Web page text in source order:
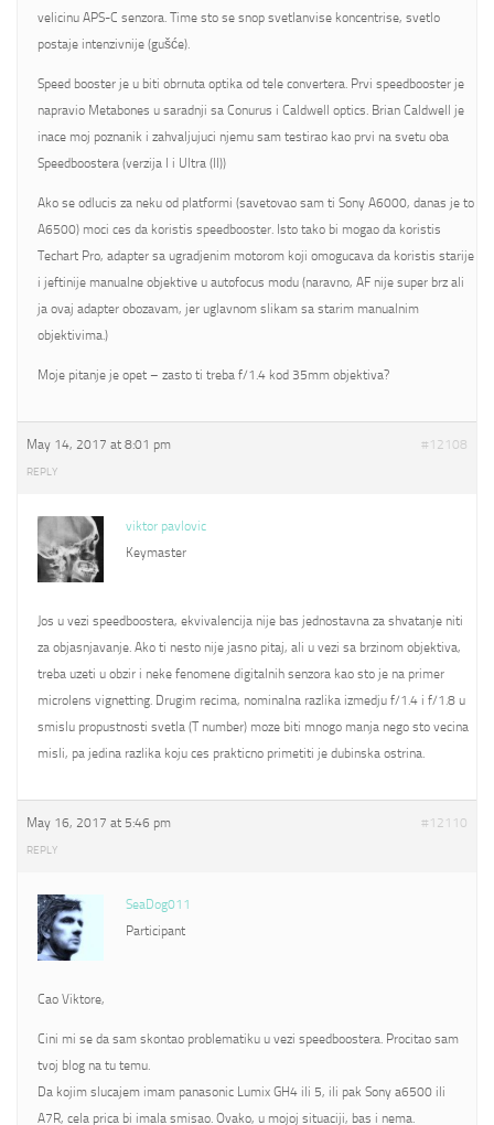
velicinu APS-C senzora. Time sto se snop svetlanvise koncentrise, svetlo
postaje intenzivnije (gušće).
Speed booster je u biti obrnuta optika od tele convertera. Prvi speedbooster je
napravio Metabones u saradnji sa Conurus i Caldwell optics. Brian Caldwell je
inace moj poznanik i zahvaljujuci njemu sam testirao kao prvi na svetu oba
Speedboostera (verzija I i Ultra (II))
Ako se odlucis za neku od platformi (savetovao sam ti Sony A6000, danas je to
A6500) moci ces da koristis speedbooster. Isto tako bi mogao da koristis
Techart Pro, adapter sa ugradjenim motorom koji omogucava da koristis starije
i jeftinije manualne objektive u autofocus modu (naravno, AF nije super brz ali
ja ovaj adapter obozavam, jer uglavnom slikam sa starim manualnim
objektivima.)
Moje pitanje je opet – zasto ti treba f/1.4 kod 35mm objektiva?
May 14, 2017 at 8:01 pm #12108
REPLY
viktor pavlovic
Keymaster
Jos u vezi speedboostera, ekvivalencija nije bas jednostavna za shvatanje niti
za objasnjavanje. Ako ti nesto nije jasno pitaj, ali u vezi sa brzinom objektiva,
treba uzeti u obzir i neke fenomene digitalnih senzora kao sto je na primer
microlens vignetting. Drugim recima, nominalna razlika izmedju f/1.4 i f/1.8 u
smislu propustnosti svetla (T number) moze biti mnogo manja nego sto vecina
misli, pa jedina razlika koju ces prakticno primetiti je dubinska ostrina.
May 16, 2017 at 5:46 pm #12110
REPLY
SeaDog011
Participant
Cao Viktore,
Cini mi se da sam skontao problematiku u vezi speedboostera. Procitao sam
tvoj blog na tu temu.
Da kojim slucajem imam panasonic Lumix GH4 ili 5, ili pak Sony a6500 ili
A7R, cela prica bi imala smisao. Ovako, u mojoj situaciji, bas i nema.